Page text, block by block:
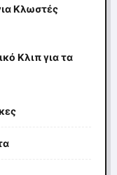
Κλωστές
Κλιπ για τα